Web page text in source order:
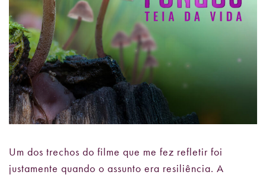
Um dos trechos do filme que me fez refletir foi
justamente quando o assunto era resiliência. A